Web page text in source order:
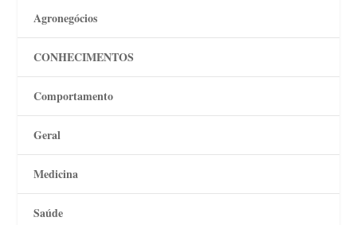
Agronegócios
CONHECIMENTOS
Comportamento
Geral
Medicina
Saúde